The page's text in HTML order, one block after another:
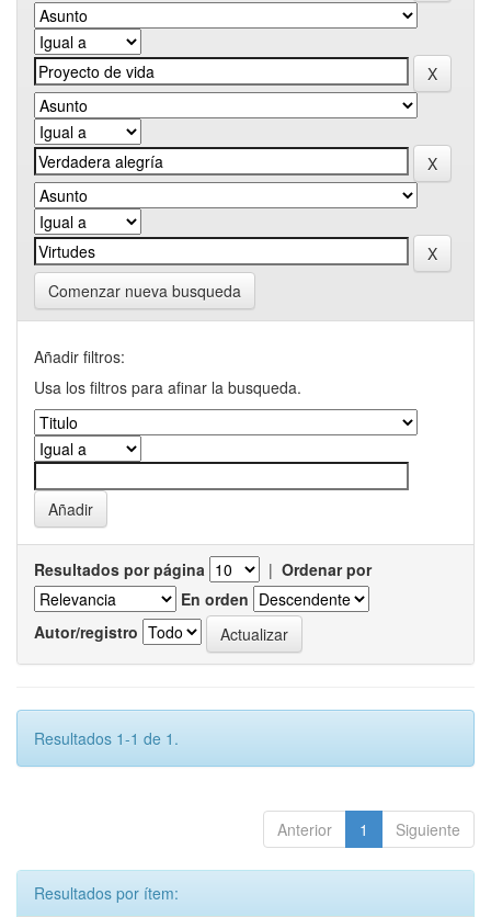
Comenzar nueva busqueda
Añadir filtros:
Usa los filtros para afinar la busqueda.
Resultados por página | Ordenar por
En orden
Autor/registro
Resultados 1-1 de 1.
Anterior 1 Siguiente
Resultados por ítem: